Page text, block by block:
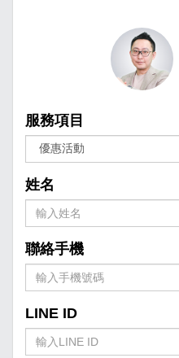
服務項目
姓名
聯絡手機
LINE ID